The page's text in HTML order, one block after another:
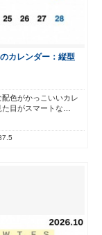
カレンダー：縦型
色がかっこいいカレ
目がスマートな…